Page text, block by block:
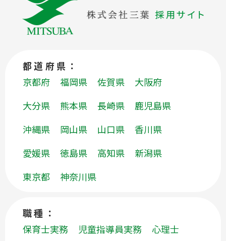
都道府県：
京都府
福岡県 佐賀県
大阪府
大分県
熊本県 長崎県
鹿児島県
沖縄県
岡山県 山口県
香川県
愛媛県
徳島県 高知県
新潟県
東京都
神奈川県
職種：
保育士実務
児童指導員実務
心理士